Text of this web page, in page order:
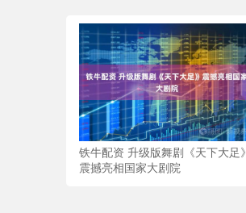
铁牛配资 升级版舞剧《天下大足》
震撼亮相国家大剧院